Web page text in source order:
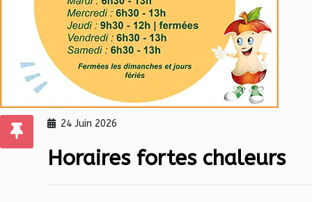
24 Juin 2026
Horaires fortes chaleurs